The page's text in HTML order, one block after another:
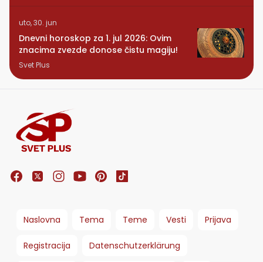
uto, 30. jun
Dnevni horoskop za 1. jul 2026: Ovim
znacima zvezde donose čistu magiju!
Svet Plus
Naslovna Tema Teme Vesti Prijava
Registracija Datenschutzerklärung